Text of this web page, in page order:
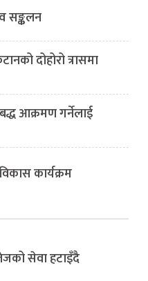
सङ्कलन
दोहोरो त्रासमा
आक्रमण गर्नेलाई
कार्यक्रम
सेवा हटाइँदै